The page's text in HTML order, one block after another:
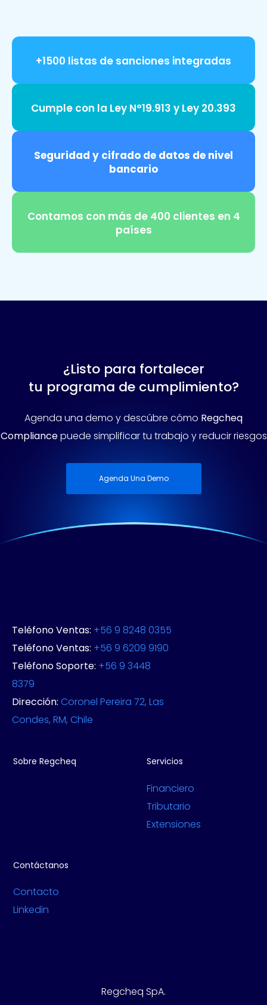
+1500 listas de sanciones integradas
Cumple con la Ley N°19.913 y Ley 20.393
Seguridad y cifrado de datos de nivel
bancario
Contamos con más de 400 clientes en 4
países
¿Listo para fortalecer
tu programa de cumplimiento?
Agenda una demo y descúbre cómo Regcheq
Compliancepuede simplificar tu trabajo y reducir riesgos
Agenda Una Demo
Teléfono Ventas: +56 9 8248 0355
Teléfono Ventas: +56 9 6209 9190
Teléfono Soporte: +56 9 3448
8379
Dirección: Coronel Pereira 72, Las
Condes, RM, Chile
Sobre Regcheq Servicios
Financiero
Tributario
Extensiones
Contáctanos
Contacto
Linkedin
Regcheq SpA.